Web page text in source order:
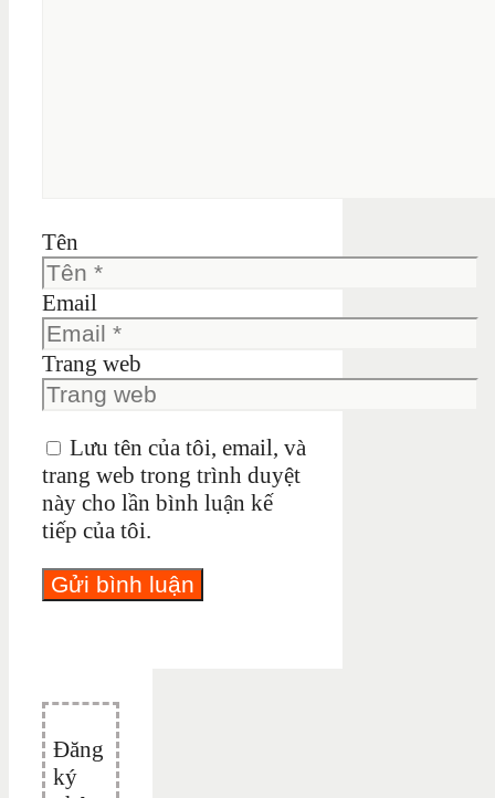
Tên
Email
Trang web
Lưu tên của tôi, email, và
trang web trong trình duyệt
này cho lần bình luận kế
tiếp của tôi.
Đăng
ký